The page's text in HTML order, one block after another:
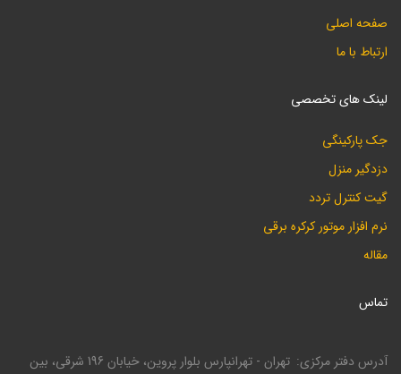
صفحه اصلی
ارتباط با ما
لینک های تخصصی
جک پارکینگی
دزدگیر منزل
گیت کنترل تردد
نرم افزار موتور کرکره برقی
مقاله
تماس
آدرس دفتر مرکزی تهران - تهرانپارس بلوار پروین، خیابان 196 شرقی، بین